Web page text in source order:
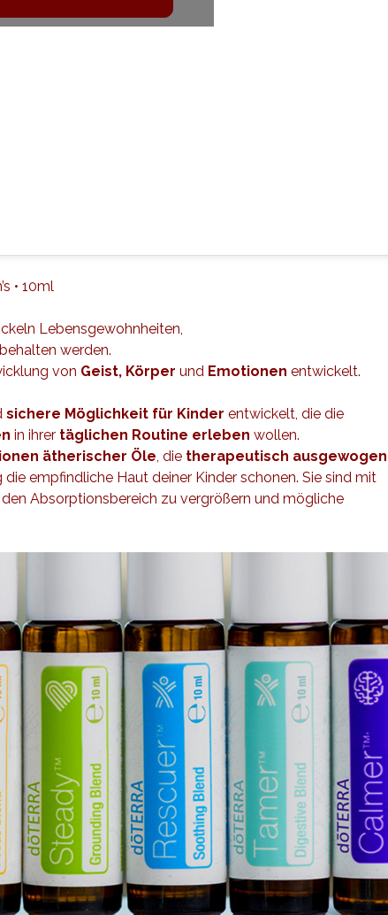
• 10ml
Lebensgewohnheiten,
werden.
von Geist, Körper und Emotionen entwickelt.
sichere Möglichkeit für Kinder entwickelt, die die
in ihrer täglichen Routine erleben wollen.
ätherischer Öle, die therapeutisch ausgewogen
empfindliche Haut deiner Kinder schonen. Sie sind mit
Absorptionsbereich zu vergrößern und mögliche